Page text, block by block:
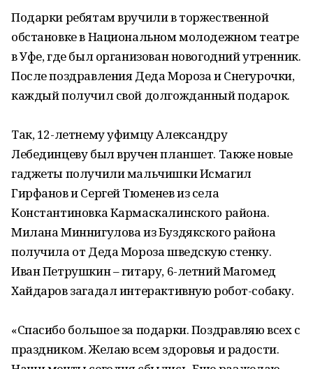
Подарки ребятам вручили в торжественной
обстановке в Национальном молодежном театре
в Уфе, где был организован новогодний утренник.
После поздравления Деда Мороза и Снегурочки,
каждый получил свой долгожданный подарок.
Так, 12-летнему уфимцу Александру
Лебединцеву был вручен планшет. Также новые
гаджеты получили мальчишки Исмагил
Гирфанов и Сергей Тюменев из села
Константиновка Кармаскалинского района.
Милана Миннигулова из Буздякского района
получила от Деда Мороза шведскую стенку.
Иван Петрушкин – гитару, 6-летний Магомед
Хайдаров загадал интерактивную робот-собаку.
«Спасибо большое за подарки. Поздравляю всех с
праздником. Желаю всем здоровья и радости.